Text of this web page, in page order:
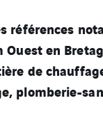
références
Ouest en
de
plomberie-